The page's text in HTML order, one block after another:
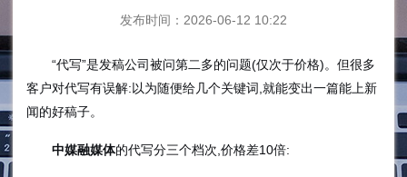
发布时间：2026-06-12 10:22
“代写”是发稿公司被问第二多的问题(仅次于价格)。但很多
客户对代写有误解:以为随便给几个关键词,就能变出一篇能上新
闻的好稿子。
中媒融媒体的代写分三个档次,价格差10倍: